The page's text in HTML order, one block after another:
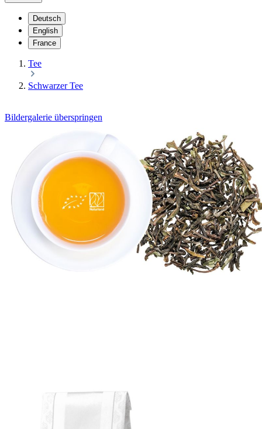
Deutsch
English
France
Tee
Schwarzer Tee
Bildergalerie überspringen